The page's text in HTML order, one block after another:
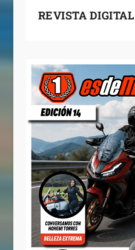
REVISTA DIGITAL